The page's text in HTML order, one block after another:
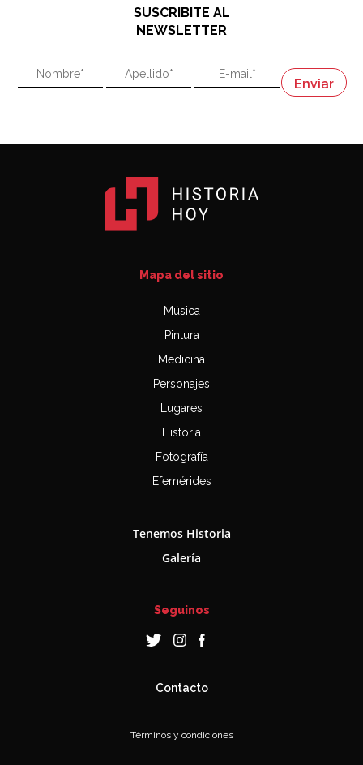
"En política, la estupidez no es una desventaja"
"En política, la estupidez no es una desventaja"
Napoleón
SUSCRIBITE AL
NEWSLETTER
Mapa del sitio
Música
Pintura
Medicina
Personajes
Lugares
Historia
Fotografía
Efemérides
Tenemos Historia
Galería
Seguinos
Contacto
Términos y condiciones